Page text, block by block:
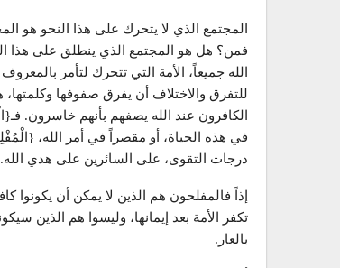
المجتمع الذي لا يتحرك على هذا النحو هو
فمن؟ هل هو المجتمع الذي ينطلق على هذا
الله جميعاً، الأمة التي تتحرك لتأمر
للتفرق والاختلاف أن يفرق صفوفها
الكافرون عند الله يصفهم بأنهم خاسرون.
في هذه الحياة، أو مقصراً في أمر الله،
درجات التقوى، على السائرين على هدي الله.
إذاً فالمفلحون هم الذين لا يمكن أن يكونوا
تكفر الأمة بعد إيمانها، وليسوا هم الذين
بالعار.